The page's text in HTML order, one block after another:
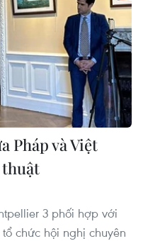
Pháp và Việt
3 phối hợp với
chức hội nghị chuyên